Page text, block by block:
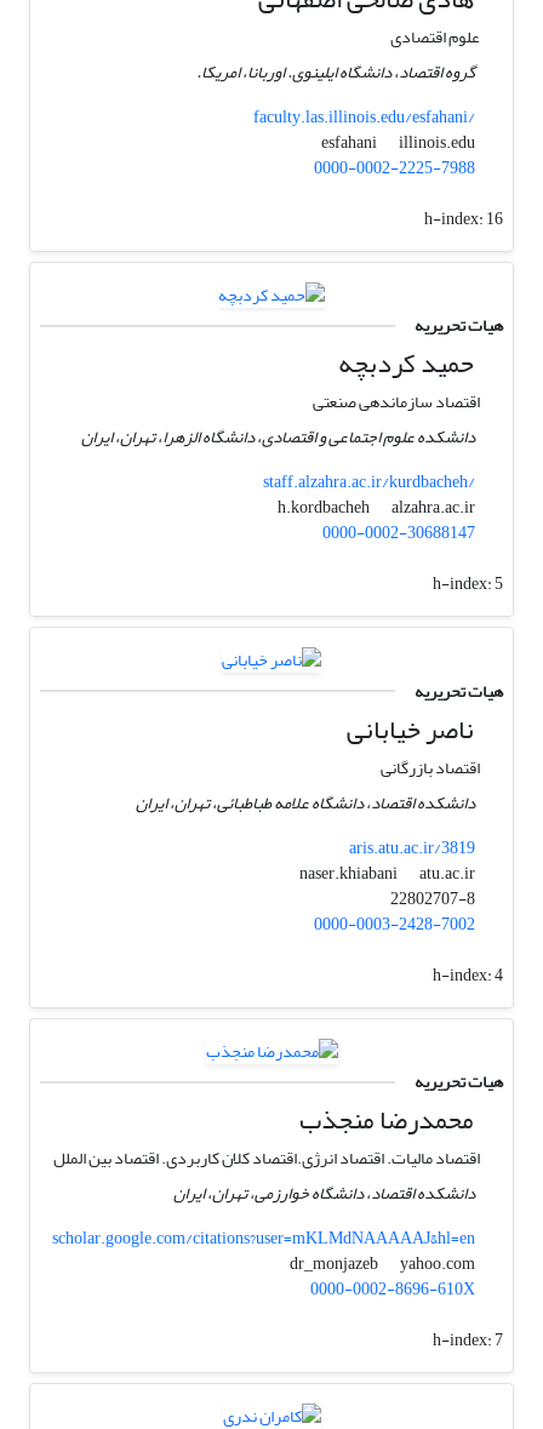
علوم اقتصادی
گروه اقتصاد، دانشگاه ایلینوی. اوربانا، امریکا.
faculty.las.illinois.edu/esfahani/
esfahani
illinois.edu
0000-0002-2225-7988
h-index:16
هیات تحریریه
حمید کردبچه
اقتصاد سازماندهی صنعتی
دانشکده علوم اجتماعی و اقتصادی، دانشگاه الزهرا، تهران، ایران
staff.alzahra.ac.ir/kurdbacheh/
h.kordbacheh
alzahra.ac.ir
0000-0002-30688147
h-index:5
هیات تحریریه
ناصر خیابانی
اقتصاد بازرگانی
دانشکده اقتصاد، دانشگاه علامه طباطبائی، تهران، ایران
aris.atu.ac.ir/3819
naser.khiabani
atu.ac.ir
22802707-8
0000-0003-2428-7002
h-index:4
هیات تحریریه
محمدرضا منجذب
اقتصاد مالیات. اقتصاد انرژی.اقتصاد کلان کاربردی. اقتصاد بین الملل
دانشکده اقتصاد، دانشگاه خوارزمی، تهران، ایران
scholar.google.com/citations?user=mKLMdNAAAAAJ&hl=en
dr_monjazeb
yahoo.com
0000-0002-8696-610X
h-index:7